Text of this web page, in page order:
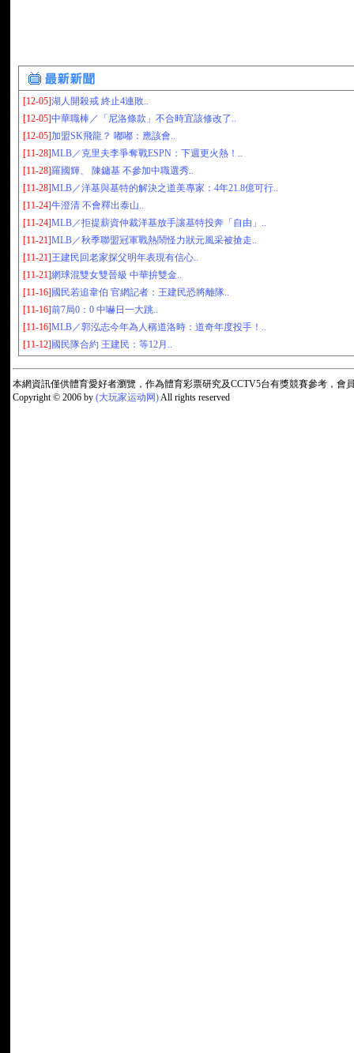
[12-05]湖人開殺戒 終止4連敗..
[12-05]中華職棒／「尼洛條款」不合時宜該修改了..
[12-05]加盟SK飛龍？ 嘟嘟：應該會..
[11-28]MLB／克里夫李爭奪戰ESPN：下週更火熱！..
[11-28]羅國輝、 陳鏞基 不參加中職選秀..
[11-28]MLB／洋基與基特的解決之道美專家：4年21.8億可行..
[11-24]牛澄清 不會釋出泰山..
[11-24]MLB／拒提薪資仲裁洋基放手讓基特投奔「自由」..
[11-21]MLB／秋季聯盟冠軍戰熱鬧怪力狀元風采被搶走..
[11-21]王建民回老家探父明年表現有信心..
[11-21]網球混雙女雙晉級 中華拚雙金..
[11-16] 國民若追韋伯 官網記者：王建民恐將離隊..
[11-16]前7局0：0 中嚇日一大跳..
[11-16]MLB／郭泓志今年為人稱道洛時：道奇年度投手！..
[11-12] 國民隊合約 王建民：等12月..
本網資訊僅供體育愛好者瀏覽，作為體育彩票研究及CCTV5台有獎競賽參考，
Copyright © 2006 by (大玩家运动网)All rights reserved